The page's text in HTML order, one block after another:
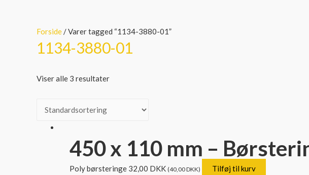
Forside / Varer tagged “1134-3880-01”
1134-3880-01
Viser alle 3 resultater
450 x 110 mm –
Poly børsteringe 32,00 DKK (40,00DKK) Tilføj til kurv